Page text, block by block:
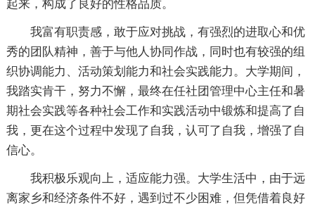
起来，构成了良好的性格品质。
我富有职责感，敢于应对挑战，有强烈的进取心和优
秀的团队精神，善于与他人协同作战，同时也有较强的组
织协调能力、活动策划能力和社会实践能力。大学期间，
我踏实肯干，努力不懈，最终在任社团管理中心主任和暑
期社会实践等各种社会工作和实践活动中锻炼和提高了自
我，更在这个过程中发现了自我，认可了自我，增强了自
信心。
我积极乐观向上，适应能力强。大学生活中，由于远
离家乡和经济条件不好，遇到过不少困难，但凭借着良好